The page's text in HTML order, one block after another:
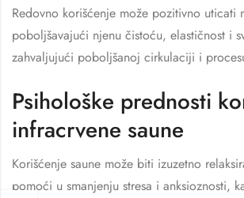
Redovno korišćenje može pozitivno uticati
poboljšavajući njenu čistoću, elastičnost i
zahvaljujući poboljšanoj cirkulaciji i
Psihološke prednosti
infracrvene saune
Korišćenje saune može biti izuzetno
pomoći u smanjenju stresa i anksioznosti,